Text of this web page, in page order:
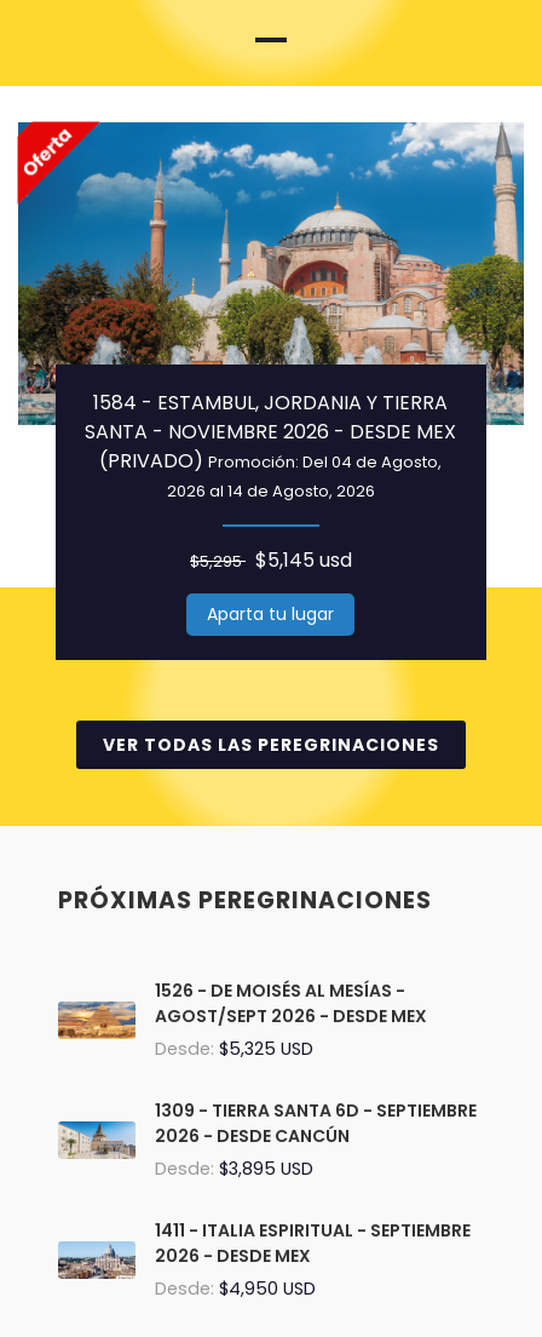
1584 - ESTAMBUL, JORDANIA Y TIERRA
SANTA - NOVIEMBRE 2026 - DESDE MEX
(PRIVADO)Promoción: Del 04 de Agosto,
2026 al 14 de Agosto, 2026
$5,295$5,145 usd
Aparta tu lugar
VER TODAS LAS PEREGRINACIONES
PRÓXIMAS PEREGRINACIONES
1526 - DE MOISÉS AL MESÍAS -
AGOST/SEPT 2026 - DESDE MEX
Desde: $5,325 USD
1309 - TIERRA SANTA 6D - SEPTIEMBRE
2026 - DESDE CANCÚN
Desde: $3,895 USD
1411 - ITALIA ESPIRITUAL - SEPTIEMBRE
2026 - DESDE MEX
Desde: $4,950 USD